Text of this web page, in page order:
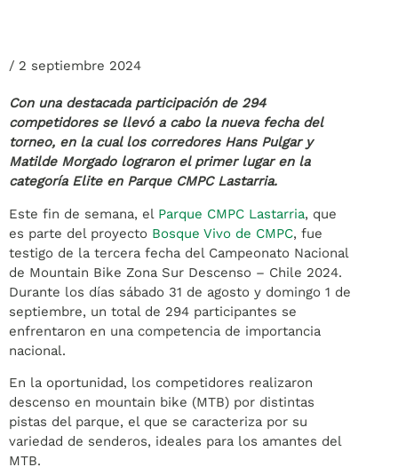
/ 2 septiembre 2024
Con una destacada participación de 294
competidores se llevó a cabo la nueva fecha del
torneo, en la cual los corredores Hans Pulgar y
Matilde Morgado lograron el primer lugar en la
categoría Elite en Parque CMPC Lastarria.
Este fin de semana, el Parque CMPC Lastarria, que
es parte del proyecto Bosque Vivo de CMPC, fue
testigo de la tercera fecha del Campeonato Nacional
de Mountain Bike Zona Sur Descenso – Chile 2024.
Durante los días sábado 31 de agosto y domingo 1 de
septiembre, un total de 294 participantes se
enfrentaron en una competencia de importancia
nacional.
En la oportunidad, los competidores realizaron
descenso en mountain bike (MTB) por distintas
pistas del parque, el que se caracteriza por su
variedad de senderos, ideales para los amantes del
MTB.